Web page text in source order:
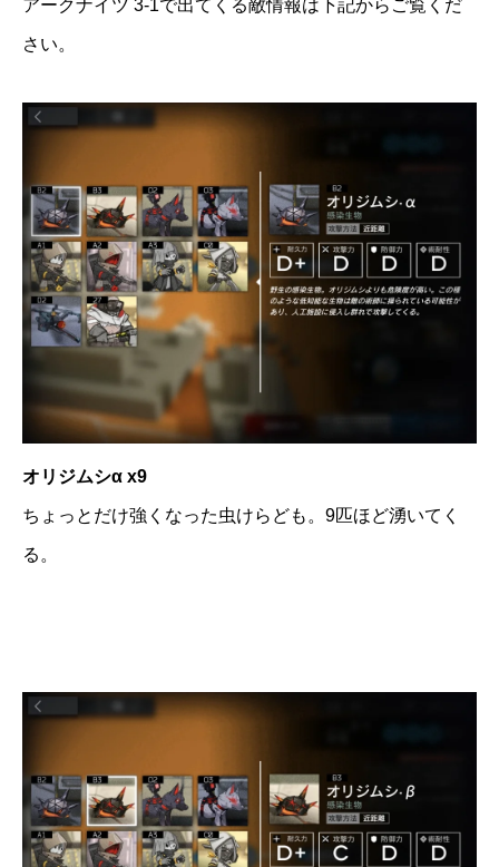
アークナイツ 3-1で出てくる敵情報は下記からご覧くだ
さい。
オリジムシα x9
ちょっとだけ強くなった虫けらども。9匹ほど湧いてく
る。